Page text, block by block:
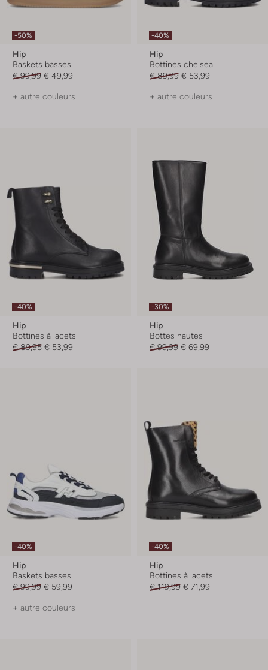
-50%
Hip
Baskets basses
€ 99,99 € 49,99
+ autre couleurs
-40%
Hip
Bottines chelsea
€ 89,99 € 53,99
+ autre couleurs
-40%
Hip
Bottines à lacets
€ 89,95 € 53,99
-30%
Hip
Bottes hautes
€ 99,99 € 69,99
-40%
Hip
Baskets basses
€ 99,99 € 59,99
+ autre couleurs
-40%
Hip
Bottines à lacets
€ 119,99 € 71,99